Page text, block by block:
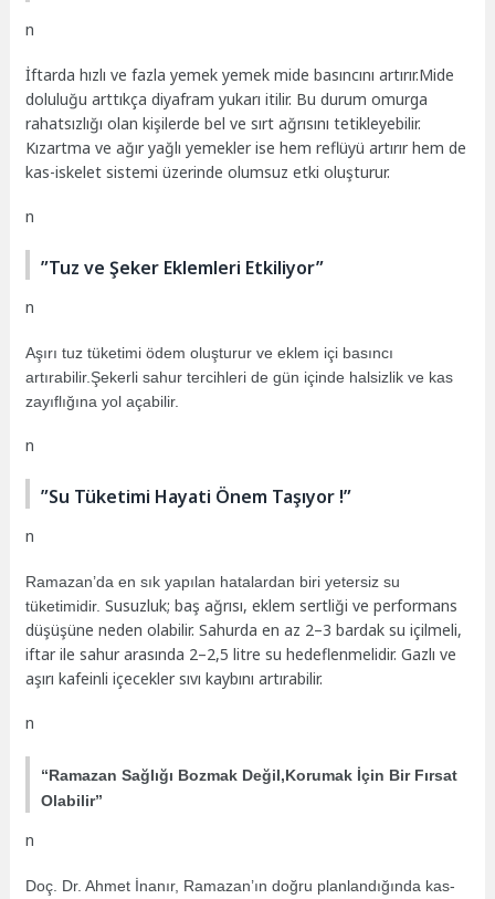
n
İftarda hızlı ve fazla yemek yemek mide basıncını artırır.Mide
doluluğu arttıkça diyafram yukarı itilir. Bu durum omurga
rahatsızlığı olan kişilerde bel ve sırt ağrısını tetikleyebilir.
Kızartma ve ağır yağlı yemekler ise hem reflüyü artırır hem de
kas-iskelet sistemi üzerinde olumsuz etki oluşturur.
n
”Tuz ve Şeker Eklemleri Etkiliyor”
n
Aşırı tuz tüketimi ödem oluşturur ve eklem içi basıncı
artırabilir.Şekerli sahur tercihleri de gün içinde halsizlik ve kas
zayıflığına yol açabilir.
n
”Su Tüketimi Hayati Önem Taşıyor !”
n
Ramazan’da en sık yapılan hatalardan biri yetersiz su
tüketimidir.Susuzluk; baş ağrısı, eklem sertliği ve performans
düşüşüne neden olabilir. Sahurda en az 2–3 bardak su içilmeli,
iftar ile sahur arasında 2–2,5 litre su hedeflenmelidir. Gazlı ve
aşırı kafeinli içecekler sıvı kaybını artırabilir.
n
“Ramazan Sağlığı Bozmak Değil,Korumak İçin Bir Fırsat
Olabilir”
n
Doç. Dr. Ahmet İnanır, Ramazan’ın doğru planlandığında kas-